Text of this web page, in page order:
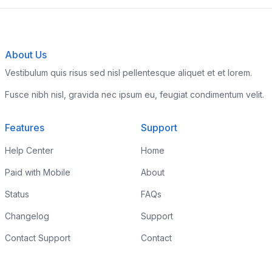
About Us
Vestibulum quis risus sed nisl pellentesque aliquet et et lorem.
Fusce nibh nisl, gravida nec ipsum eu, feugiat condimentum velit.
Features
Help Center
Paid with Mobile
Status
Changelog
Contact Support
Support
Home
About
FAQs
Support
Contact